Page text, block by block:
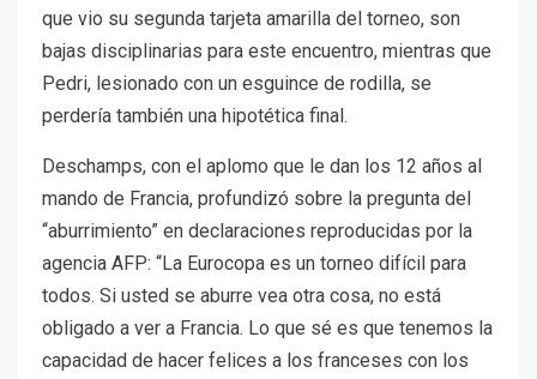
que vio su segunda tarjeta amarilla del torneo, son
bajas disciplinarias para este encuentro, mientras que
Pedri, lesionado con un esguince de rodilla, se
perdería también una hipotética final.
Deschamps, con el aplomo que le dan los 12 años al
mando de Francia, profundizó sobre la pregunta del
“aburrimiento” en declaraciones reproducidas por la
agencia AFP: “La Eurocopa es un torneo difícil para
todos. Si usted se aburre vea otra cosa, no está
obligado a ver a Francia. Lo que sé es que tenemos la
capacidad de hacer felices a los franceses con los